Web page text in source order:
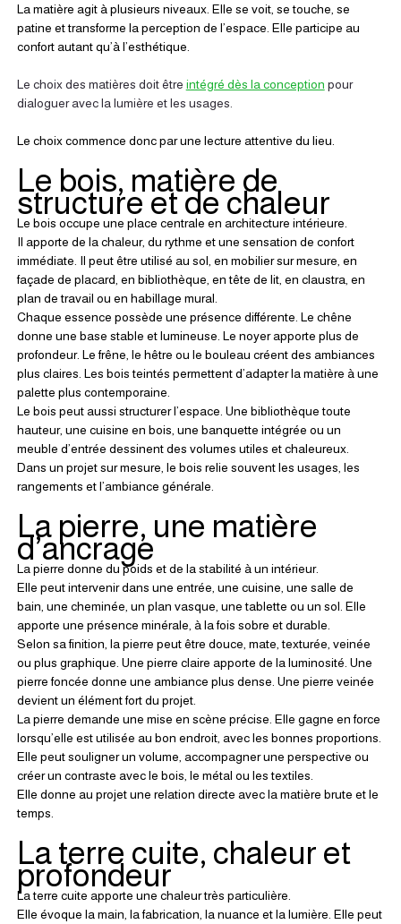
La matière agit à plusieurs niveaux. Elle se voit, se touche, se
patine et transforme la perception de l’espace. Elle participe au
confort autant qu’à l’esthétique.
Le choix des matières doit être intégré dès la conception pour
dialoguer avec la lumière et les usages.
Le choix commence donc par une lecture attentive du lieu.
Le bois, matière de
structure et de chaleur
Le bois occupe une place centrale en architecture intérieure.
Il apporte de la chaleur, du rythme et une sensation de confort
immédiate. Il peut être utilisé au sol, en mobilier sur mesure, en
façade de placard, en bibliothèque, en tête de lit, en claustra, en
plan de travail ou en habillage mural.
Chaque essence possède une présence différente. Le chêne
donne une base stable et lumineuse. Le noyer apporte plus de
profondeur. Le frêne, le hêtre ou le bouleau créent des ambiances
plus claires. Les bois teintés permettent d’adapter la matière à une
palette plus contemporaine.
Le bois peut aussi structurer l’espace. Une bibliothèque toute
hauteur, une cuisine en bois, une banquette intégrée ou un
meuble d’entrée dessinent des volumes utiles et chaleureux.
Dans un projet sur mesure, le bois relie souvent les usages, les
rangements et l’ambiance générale.
La pierre, une matière
d’ancrage
La pierre donne du poids et de la stabilité à un intérieur.
Elle peut intervenir dans une entrée, une cuisine, une salle de
bain, une cheminée, un plan vasque, une tablette ou un sol. Elle
apporte une présence minérale, à la fois sobre et durable.
Selon sa finition, la pierre peut être douce, mate, texturée, veinée
ou plus graphique. Une pierre claire apporte de la luminosité. Une
pierre foncée donne une ambiance plus dense. Une pierre veinée
devient un élément fort du projet.
La pierre demande une mise en scène précise. Elle gagne en force
lorsqu’elle est utilisée au bon endroit, avec les bonnes proportions.
Elle peut souligner un volume, accompagner une perspective ou
créer un contraste avec le bois, le métal ou les textiles.
Elle donne au projet une relation directe avec la matière brute et le
temps.
La terre cuite, chaleur et
profondeur
La terre cuite apporte une chaleur très particulière.
Elle évoque la main, la fabrication, la nuance et la lumière. Elle peut